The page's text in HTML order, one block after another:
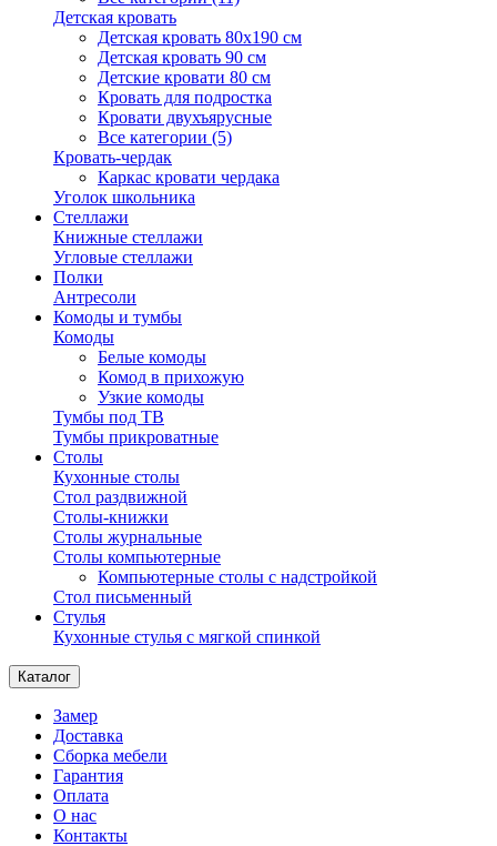
Детская кровать
Детская кровать 80х190 см
Детская кровать 90 см
Детские кровати 80 см
Кровать для подростка
Кровати двухъярусные
Все категории (5)
Кровать-чердак
Каркас кровати чердака
Уголок школьника
Стеллажи
Книжные стеллажи
Угловые стеллажи
Полки
Антресоли
Комоды и тумбы
Комоды
Белые комоды
Комод в прихожую
Узкие комоды
Тумбы под ТВ
Тумбы прикроватные
Столы
Кухонные столы
Стол раздвижной
Столы-книжки
Столы журнальные
Столы компьютерные
Компьютерные столы с надстройкой
Стол письменный
Стулья
Кухонные стулья с мягкой спинкой
Каталог
Замер
Доставка
Сборка мебели
Гарантия
Оплата
О нас
Контакты